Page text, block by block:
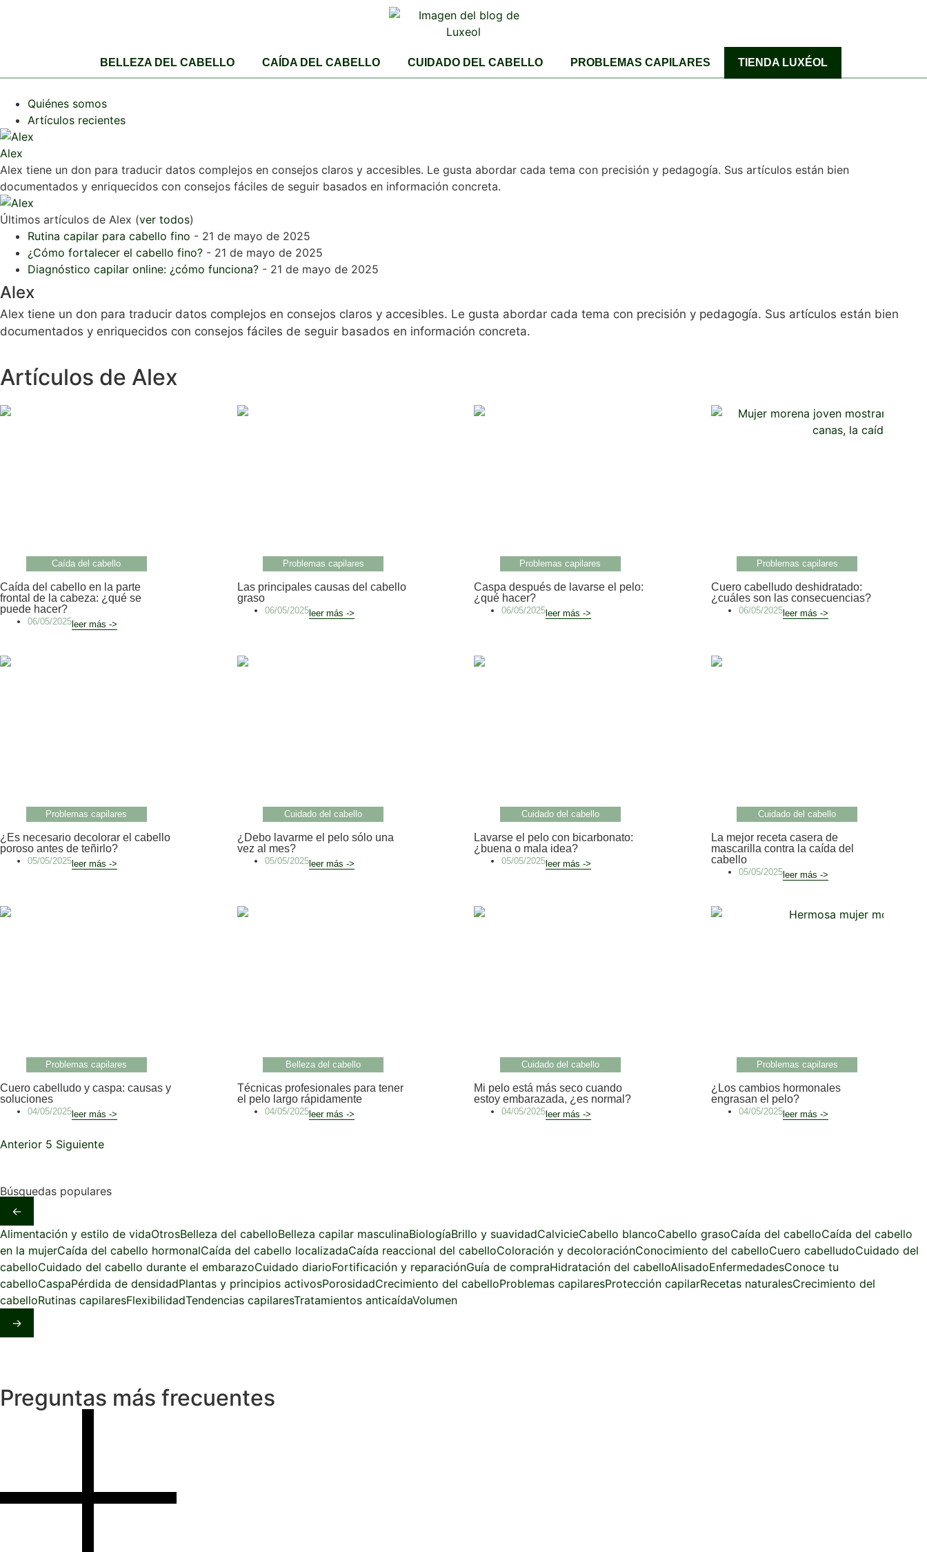
BELLEZA DEL CABELLO CAÍDA DEL CABELLO CUIDADO DEL CABELLO PROBLEMAS CAPILARES TIENDA LUXÉOL
Quiénes somos
Artículos recientes
Alex
Alex tiene un don para traducir datos complejos en consejos claros y accesibles. Le gusta abordar cada tema con precisión y pedagogía. Sus artículos están bien
documentados y enriquecidos con consejos fáciles de seguir basados en información concreta.
Últimos artículos de Alex (ver todos)
Rutina capilar para cabello fino - 21 de mayo de 2025
¿Cómo fortalecer el cabello fino? - 21 de mayo de 2025
Diagnóstico capilar online: ¿cómo funciona? - 21 de mayo de 2025
Alex
Alex tiene un don para traducir datos complejos en consejos claros y accesibles. Le gusta abordar cada tema con precisión y pedagogía. Sus artículos están bien
documentados y enriquecidos con consejos fáciles de seguir basados en información concreta.
Artículos de Alex
Caída del cabello
Caída del cabello en la parte
frontal de la cabeza: ¿qué se
puede hacer?
06/05/2025leer más ->
Problemas capilares
Las principales causas del cabello
graso
06/05/2025leer más ->
Problemas capilares
Caspa después de lavarse el pelo:
¿qué hacer?
06/05/2025leer más ->
Problemas capilares
Cuero cabelludo deshidratado:
¿cuáles son las consecuencias?
06/05/2025leer más ->
Problemas capilares
¿Es necesario decolorar el cabello
poroso antes de teñirlo?
05/05/2025leer más ->
Cuidado del cabello
¿Debo lavarme el pelo sólo una
vez al mes?
05/05/2025leer más ->
Cuidado del cabello
Lavarse el pelo con bicarbonato:
¿buena o mala idea?
05/05/2025leer más ->
Cuidado del cabello
La mejor receta casera de
mascarilla contra la caída del
cabello
05/05/2025leer más ->
Problemas capilares
Cuero cabelludo y caspa: causas y
soluciones
04/05/2025leer más ->
Belleza del cabello
Técnicas profesionales para tener
el pelo largo rápidamente
04/05/2025leer más ->
Cuidado del cabello
Mi pelo está más seco cuando
estoy embarazada, ¿es normal?
04/05/2025leer más ->
Problemas capilares
¿Los cambios hormonales
engrasan el pelo?
04/05/2025leer más ->
Anterior 5 Siguiente
Búsquedas populares
←
Alimentación y estilo de vidaOtrosBelleza del cabelloBelleza capilar masculinaBiologíaBrillo y suavidadCalvicieCabello blancoCabello grasoCaída del cabelloCaída del cabello
en la mujerCaída del cabello hormonalCaída del cabello localizadaCaída reaccional del cabelloColoración y decoloraciónConocimiento del cabelloCuero cabelludoCuidado del
cabelloCuidado del cabello durante el embarazoCuidado diarioFortificación y reparaciónGuía de compraHidratación del cabelloAlisadoEnfermedadesConoce tu
cabelloCaspaPérdida de densidadPlantas y principios activosPorosidadCrecimiento del cabelloProblemas capilaresProtección capilarRecetas naturalesCrecimiento del
cabelloRutinas capilaresFlexibilidadTendencias capilaresTratamientos anticaídaVolumen
→
Preguntas más frecuentes